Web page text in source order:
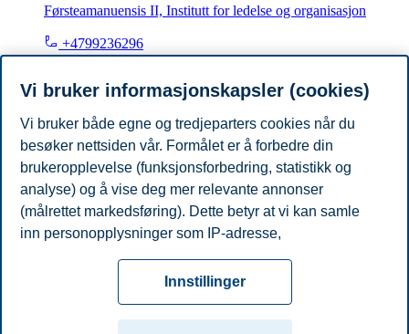
Førsteamanuensis II, Institutt for ledelse og organisasjon
+4799236296
ole.i.iversen@bi.no
Oslo
Øyvind Lund Martinsen
Professor, Institutt for ledelse og organisasjon
+4746410737
oyvind.martinsen@bi.no
Oslo
Tilgjengelighetserklæring
Kontakt oss
Vi bruker informasjonskapsler (cookies)
Vi bruker både egne og tredjeparters cookies når du
besøker nettsiden vår. Formålet er å forbedre din
brukeropplevelse (funksjonsforbedring, statistikk og
analyse) og å vise deg mer relevante annonser
(målrettet markedsføring). Dette betyr at vi kan samle
inn personopplysninger som IP-adresse,
cookies som er nødvendige for at nettsiden skal
fungere, kan du enten godta alle eller tilpasse ditt
samtykke ved å endre innstillinger.
Innstillinger